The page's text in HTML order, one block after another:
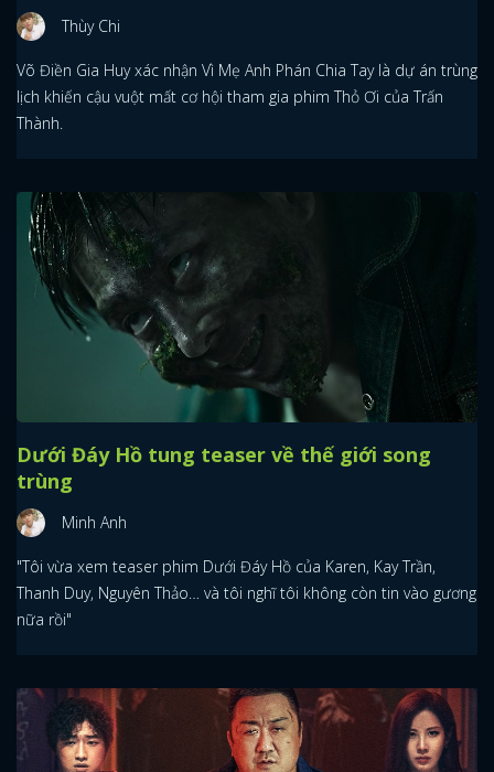
Thùy Chi
Võ Điền Gia Huy xác nhận Vì Mẹ Anh Phán Chia Tay là dự án trùng
lịch khiến cậu vuột mất cơ hội tham gia phim Thỏ Ơi của Trấn
Thành.
Dưới Đáy Hồ tung teaser về thế giới song
trùng
Minh Anh
"Tôi vừa xem teaser phim Dưới Đáy Hồ của Karen, Kay Trần,
Thanh Duy, Nguyên Thảo… và tôi nghĩ tôi không còn tin vào gương
nữa rồi"